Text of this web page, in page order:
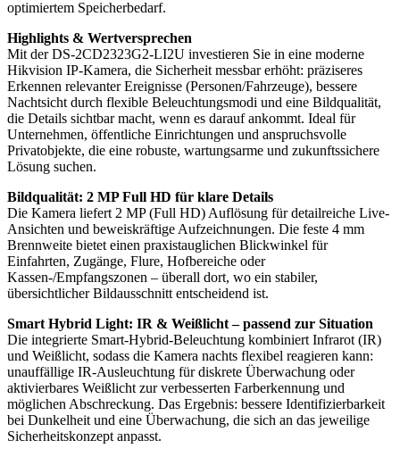
optimiertem Speicherbedarf.
Highlights & Wertversprechen
Mit der DS-2CD2323G2-LI2U investieren Sie in eine moderne
Hikvision IP-Kamera, die Sicherheit messbar erhöht: präziseres
Erkennen relevanter Ereignisse (Personen/Fahrzeuge), bessere
Nachtsicht durch flexible Beleuchtungsmodi und eine Bildqualität,
die Details sichtbar macht, wenn es darauf ankommt. Ideal für
Unternehmen, öffentliche Einrichtungen und anspruchsvolle
Privatobjekte, die eine robuste, wartungsarme und zukunftssichere
Lösung suchen.
Bildqualität: 2 MP Full HD für klare Details
Die Kamera liefert 2 MP (Full HD) Auflösung für detailreiche Live-
Ansichten und beweiskräftige Aufzeichnungen. Die feste 4 mm
Brennweite bietet einen praxistauglichen Blickwinkel für
Einfahrten, Zugänge, Flure, Hofbereiche oder
Kassen-/Empfangszonen – überall dort, wo ein stabiler,
übersichtlicher Bildausschnitt entscheidend ist.
Smart Hybrid Light: IR & Weißlicht – passend zur Situation
Die integrierte Smart-Hybrid-Beleuchtung kombiniert Infrarot (IR)
und Weißlicht, sodass die Kamera nachts flexibel reagieren kann:
unauffällige IR-Ausleuchtung für diskrete Überwachung oder
aktivierbares Weißlicht zur verbesserten Farberkennung und
möglichen Abschreckung. Das Ergebnis: bessere Identifizierbarkeit
bei Dunkelheit und eine Überwachung, die sich an das jeweilige
Sicherheitskonzept anpasst.